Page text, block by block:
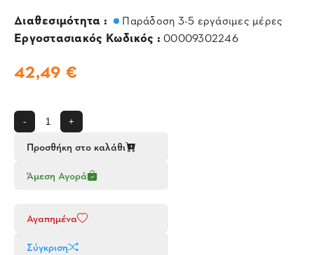
Διαθεσιμότητα : Παράδοση 3-5 εργάσιμες μέρες
Εργοστασιακός Κωδικός : 00009302246
42,49 €
- +
Προσθήκη στο καλάθι
Άμεση Αγορά
Αγαπημένα
Σύγκριση